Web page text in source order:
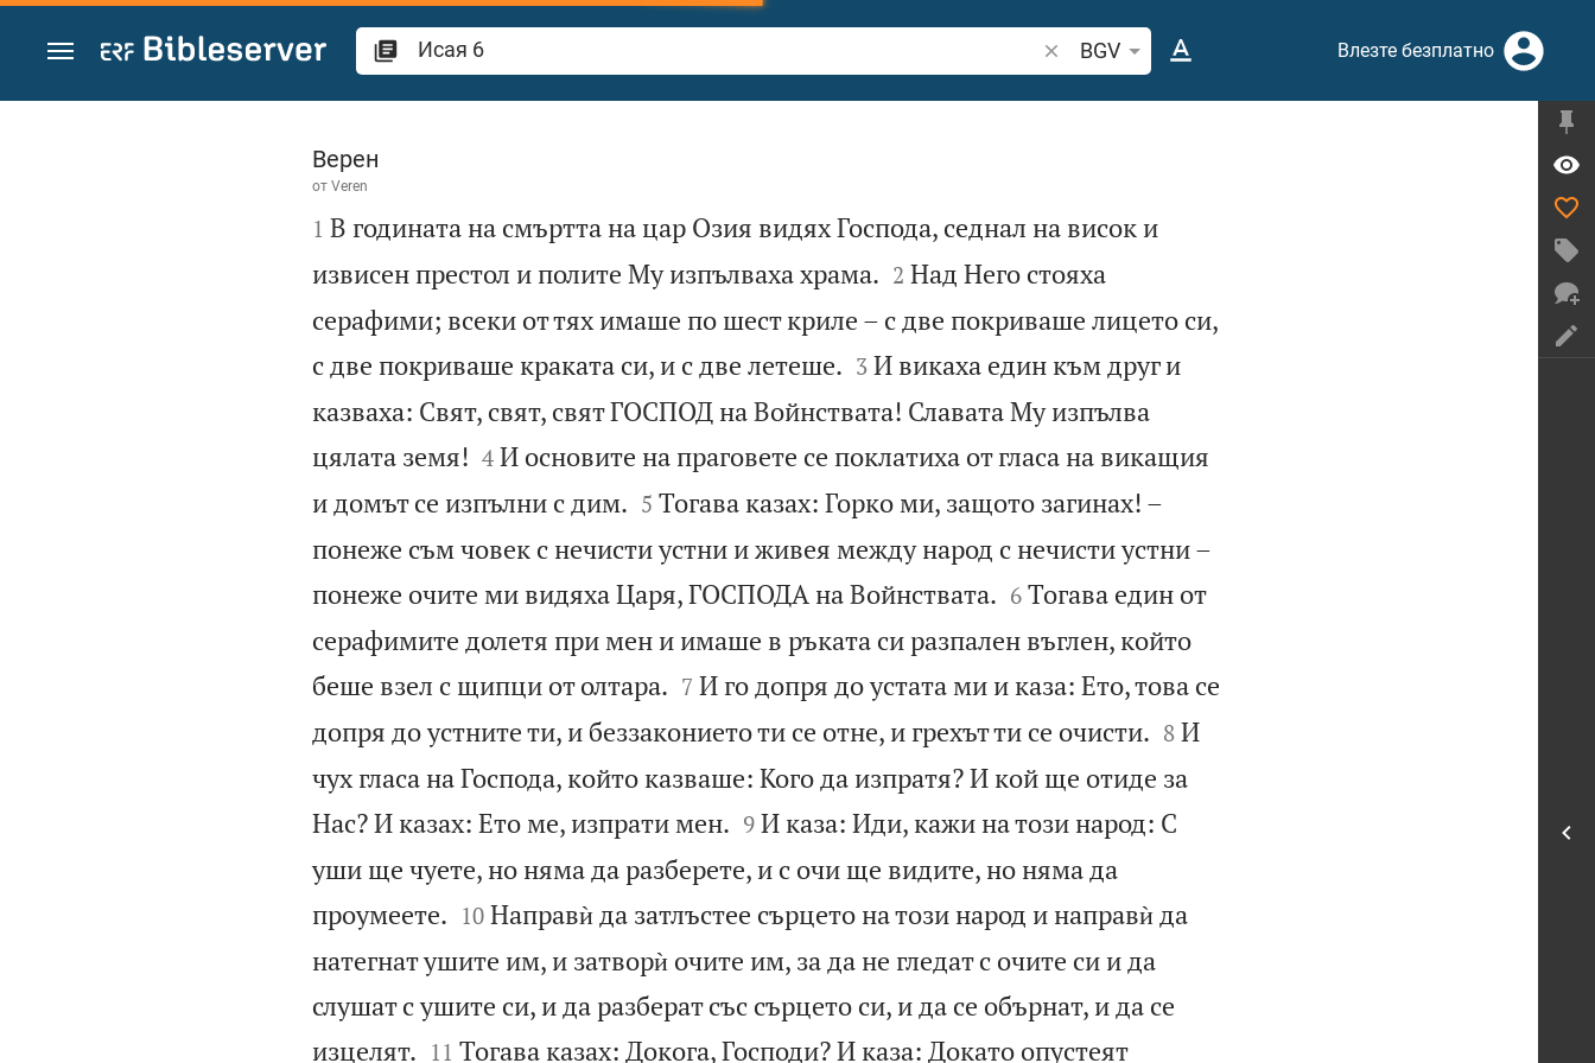
Преминете към съдържанието
Търсете стих или дума в Библията
BGV Влезте безплатно
Исая 6
Верен
от Veren

1 В годината на смъртта на цар Озия видях Господа, седнал на висок и
извисен престол и полите Му изпълваха храма.
2 Над Него стояха
серафими; всеки от тях имаше по шест криле – с две покриваше лицето си,
с две покриваше краката си, и с две летеше.
3 И викаха един към друг и
казваха: Свят, свят, свят ГОСПОД на Войнствата! Славата Му изпълва
цялата земя!
4 И основите на праговете се поклатиха от гласа на викащия
и домът се изпълни с дим.
5 Тогава казах: Горко ми, защото загинах! –
понеже съм човек с нечисти устни и живея между народ с нечисти устни –
понеже очите ми видяха Царя, ГОСПОДА на Войнствата.
6 Тогава един от
серафимите долетя при мен и имаше в ръката си разпален въглен, който
беше взел с щипци от олтара.
7 И го допря до устата ми и каза: Ето, това се
допря до устните ти, и беззаконието ти се отне, и грехът ти се очисти.
8 И
чух гласа на Господа, който казваше: Кого да изпратя? И кой ще отиде за
Нас? И казах: Ето ме, изпрати мен.
9 И каза: Иди, кажи на този народ: С
уши ще чуете, но няма да разберете, и с очи ще видите, но няма да
проумеете.
10 Направѝ да затлъстее сърцето на този народ и направѝ да
натегнат ушите им, и затворѝ очите им, за да не гледат с очите си и да
слушат с ушите си, и да разберат със сърцето си, и да се обърнат, и да се
изцелят.
11 Тогава казах: Докога, Господи? И каза: Докато опустеят